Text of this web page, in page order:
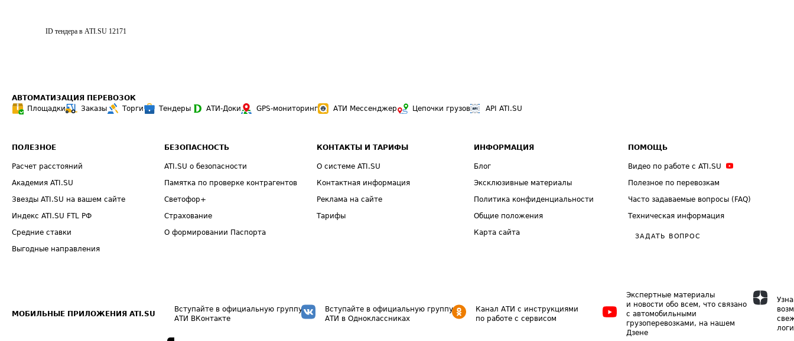
ID тендера в ATI.SU 12171
АВТОМАТИЗАЦИЯ ПЕРЕВОЗОК
Площадки
Заказы Торги Тендеры АТИ-Доки GPS-мониторинг АТИ Мессенджер Цепочки грузов API ATI.SU
ПОЛЕЗНОЕ
Расчет расстояний
Академия ATI.SU
Звезды ATI.SU на вашем сайте
Индекс ATI.SU FTL РФ
Средние ставки
Выгодные направления
БЕЗОПАСНОСТЬ
ATI.SU о безопасности
Памятка по проверке контрагентов
Светофор+
Страхование
О формировании Паспорта
КОНТАКТЫ И ТАРИФЫ
О системе ATI.SU
Контактная информация
Реклама на сайте
Тарифы
ИНФОРМАЦИЯ
Блог
Эксклюзивные материалы
Политика конфиденциальности
Общие положения
Карта сайта
ПОМОЩЬ
Видео по работе с ATI.SU
Полезное по перевозкам
Часто задаваемые вопросы (FAQ)
Техническая информация
ЗАДАТЬ ВОПРОС
МОБИЛЬНЫЕ ПРИЛОЖЕНИЯ ATI.SU
Вступайте в официальную группу
АТИ ВКонтакте
Вступайте в официальную группу
АТИ в Одноклассниках
Канал АТИ с инструкциями
по работе с сервисом
Экспертные материалы
и новости обо всем, что связано
с автомобильными
грузоперевозками, на нашем
Дзене